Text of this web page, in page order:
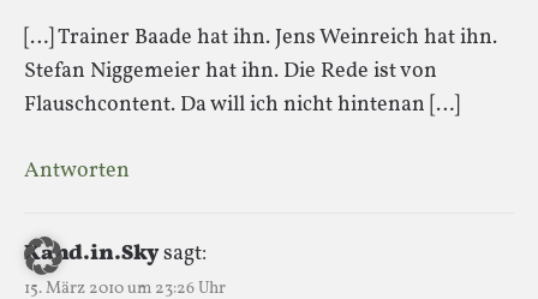
[…] Trainer Baade hat ihn. Jens Weinreich hat ihn.
Stefan Niggemeier hat ihn. Die Rede ist von
Flauschcontent. Da will ich nicht hintenan […]
Antworten
Kand.in.Skysagt:
15. März 2010 um 23:26 Uhr